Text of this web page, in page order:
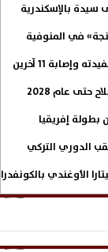
بالإسكندرية
في المنوفية
11 آخرين
عام 2028
بطولة إفريقيا
الدوري التركي
الأوغندي